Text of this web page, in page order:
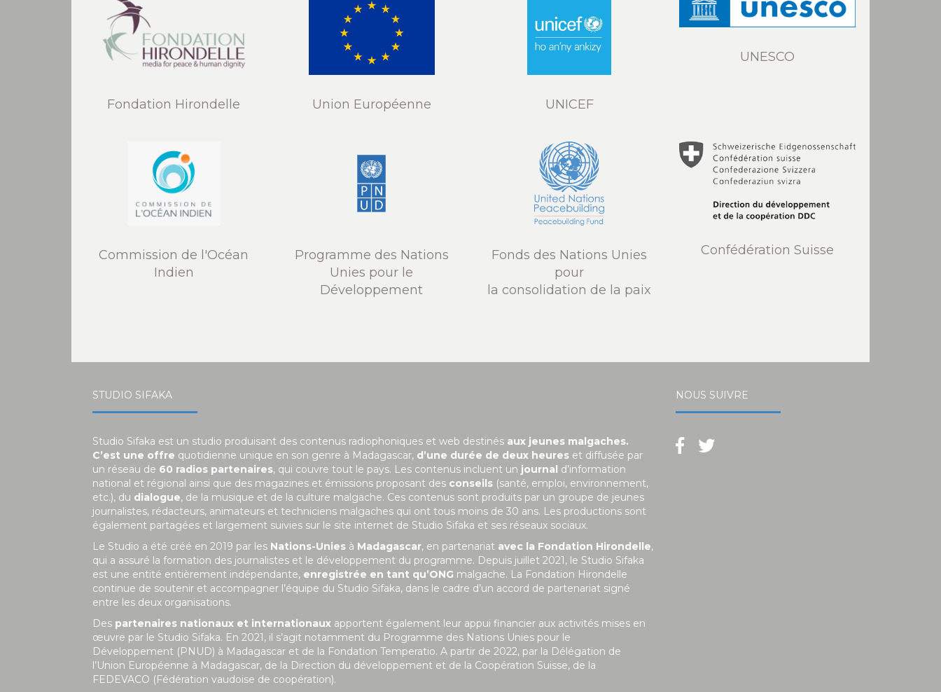
Fondation Hirondelle Union Européenne UNICEF
UNESCO
Commission de l'Océan
Indien
Programme des Nations
Unies pour le
Développement
Fonds des Nations Unies
pour
la consolidation de la paix
Confédération Suisse
STUDIO SIFAKA
Studio Sifaka est un studio produisant des contenus radiophoniques et web destinés aux jeunes malgaches.
C’est une offre quotidienne unique en son genre à Madagascar, d’une durée de deux heures et diffusée par
un réseau de 60 radios partenaires, qui couvre tout le pays. Les contenus incluent un journal d’information
national et régional ainsi que des magazines et émissions proposant des conseils (santé, emploi, environnement,
etc.), du dialogue, de la musique et de la culture malgache. Ces contenus sont produits par un groupe de jeunes
journalistes, rédacteurs, animateurs et techniciens malgaches qui ont tous moins de 30 ans. Les productions sont
également partagées et largement suivies sur le site internet de Studio Sifaka et ses réseaux sociaux.
Le Studio a été créé en 2019 par les Nations-Unies à Madagascar, en partenariat avec la Fondation Hirondelle,
qui a assuré la formation des journalistes et le développement du programme. Depuis juillet 2021, le Studio Sifaka
est une entité entièrement indépendante, enregistrée en tant qu’ONG malgache. La Fondation Hirondelle
continue de soutenir et accompagner l’équipe du Studio Sifaka, dans le cadre d’un accord de partenariat signé
entre les deux organisations.
Des partenaires nationaux et internationaux apportent également leur appui financier aux activités mises en
œuvre par le Studio Sifaka. En 2021, il s’agit notamment du Programme des Nations Unies pour le
Développement (PNUD) à Madagascar et de la Fondation Temperatio. A partir de 2022, par la Délégation de
l’Union Européenne à Madagascar, de la Direction du développement et de la Coopération Suisse, de la
FEDEVACO (Fédération vaudoise de coopération).
NOUS SUIVRE